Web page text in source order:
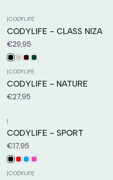
|CODYLIFE
CODYLIFE - CLASS NIZA
€29,95
|CODYLIFE
CODYLIFE - NATURE
€27,95
|
CODYLIFE - SPORT
€17,95
|CODYLIFE